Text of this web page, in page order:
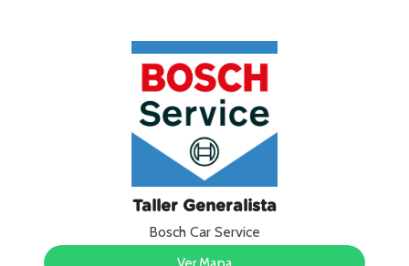
Taller Generalista
Bosch Car Service